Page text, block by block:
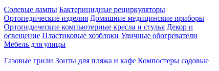
Солевые лампы Бактерицидные рециркуляторы
Ортопедические изделия Домашние медицинские приборы
Ортопедические компьютерные кресла и стулья Декор и
освещение Пластиковые хозблоки Уличные обогреватели
Мебель для улицы
Газовые грили Зонты для пляжа и кафе Компостеры садовые